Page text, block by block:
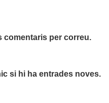
comentaris per correu.
si hi ha entrades noves.